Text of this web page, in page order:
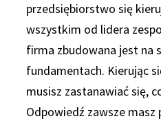
przedsiębiorstwo się
wszystkim od lidera
firma zbudowana jest na
fundamentach. Kierując
musisz zastanawiać się,
Odpowiedź zawsze masz